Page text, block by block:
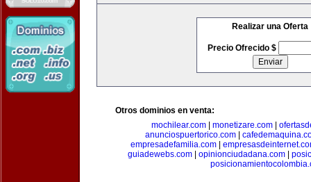
Realizar una Oferta
Precio Ofrecido $
Otros dominios en venta:
mochilear.com
monetizare.com
anunciospuertorico.com|
empresadefamilia.com
guiadewebs.com
opinionciudadana.com